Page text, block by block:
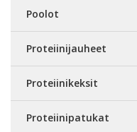
Poolot
Proteiinijauheet
Proteiinikeksit
Proteiinipatukat